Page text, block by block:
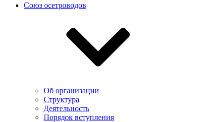
Союз осетроводов
Об организации
Структура
Деятельность
Порядок вступления